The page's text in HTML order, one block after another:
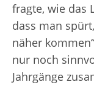
fragte, wie das
dass man
näher
nur noch
Jahrgänge